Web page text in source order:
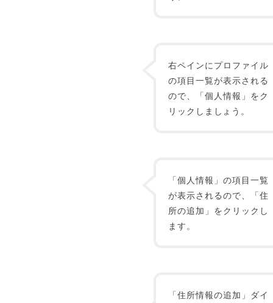
右ペインにプロファイル
の項目一覧が表示される
ので、「個人情報」をク
リックしましょう。
「個人情報」の項目一覧
が表示されるので、「住
所の追加」をクリックし
ます。
「住所情報の追加」ダイ